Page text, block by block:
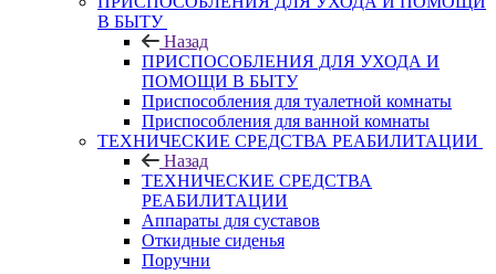
В БЫТУ
Назад
ПРИСПОСОБЛЕНИЯ ДЛЯ УХОДА И
ПОМОЩИ В БЫТУ
Приспособления для туалетной комнаты
Приспособления для ванной комнаты
ТЕХНИЧЕСКИЕ СРЕДСТВА РЕАБИЛИТАЦИИ
Назад
ТЕХНИЧЕСКИЕ СРЕДСТВА
РЕАБИЛИТАЦИИ
Аппараты для суставов
Откидные сиденья
Поручни